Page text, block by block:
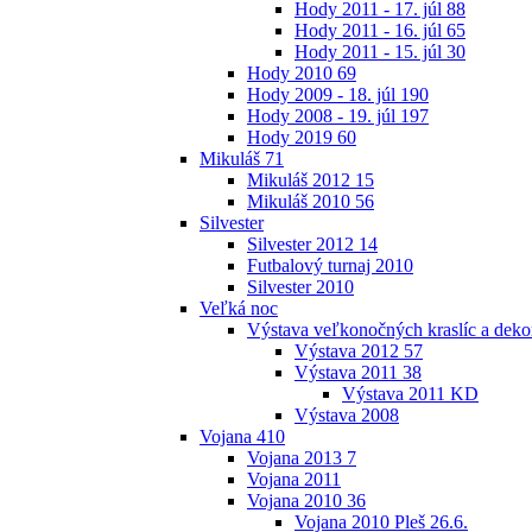
Hody 2011 - 17. júl 88
Hody 2011 - 16. júl 65
Hody 2011 - 15. júl 30
Hody 2010 69
Hody 2009 - 18. júl 190
Hody 2008 - 19. júl 197
Hody 2019 60
Mikuláš 71
Mikuláš 2012 15
Mikuláš 2010 56
Silvester
Silvester 2012 14
Futbalový turnaj 2010
Silvester 2010
Veľká noc
Výstava veľkonočných kraslíc a
Výstava 2012 57
Výstava 2011 38
Výstava 2011 KD
Výstava 2008
Vojana 410
Vojana 2013 7
Vojana 2011
Vojana 2010 36
Vojana 2010 Pleš 26.6.